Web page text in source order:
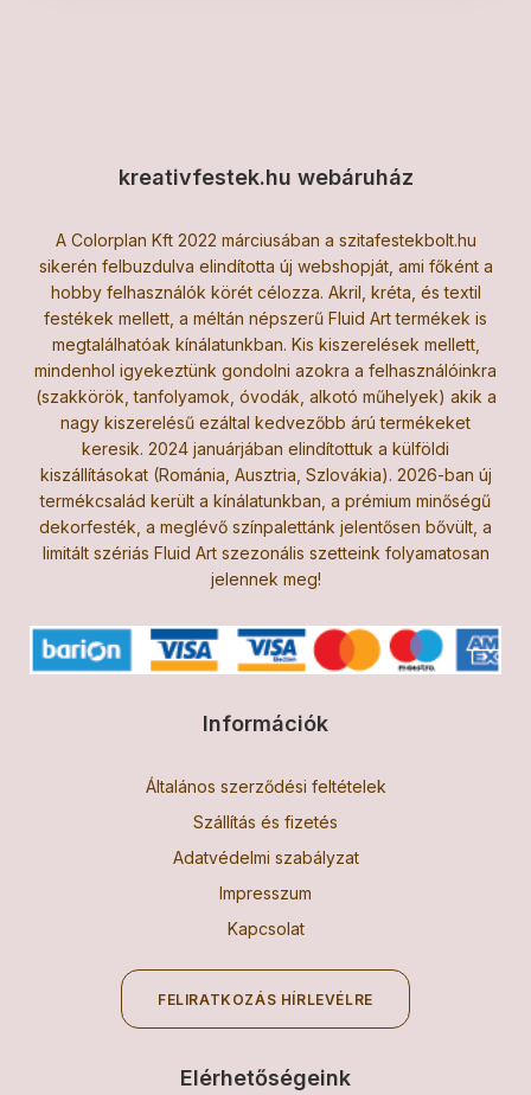
kreativfestek.hu webáruház
A Colorplan Kft 2022 márciusában a szitafestekbolt.hu
sikerén felbuzdulva elindította új webshopját, ami főként a
hobby felhasználók körét célozza. Akril, kréta, és textil
festékek mellett, a méltán népszerű Fluid Art termékek is
megtalálhatóak kínálatunkban. Kis kiszerelések mellett,
mindenhol igyekeztünk gondolni azokra a felhasználóinkra
(szakkörök, tanfolyamok, óvodák, alkotó műhelyek) akik a
nagy kiszerelésű ezáltal kedvezőbb árú termékeket
keresik. 2024 januárjában elindítottuk a külföldi
kiszállításokat (Románia, Ausztria, Szlovákia). 2026-ban új
termékcsalád került a kínálatunkban, a prémium minőségű
dekorfesték, a meglévő színpalettánk jelentősen bővült, a
limitált szériás Fluid Art szezonális szetteink folyamatosan
jelennek meg!
Információk
Általános szerződési feltételek
Szállítás és fizetés
Adatvédelmi szabályzat
Impresszum
Kapcsolat
FELIRATKOZÁS HÍRLEVÉLRE
Elérhetőségeink